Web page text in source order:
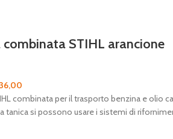
combinata STIHL arancione
36,00
prezzo
attuale
combinata per il trasporto benzina e olio
tanica si possono usare i sistemi di